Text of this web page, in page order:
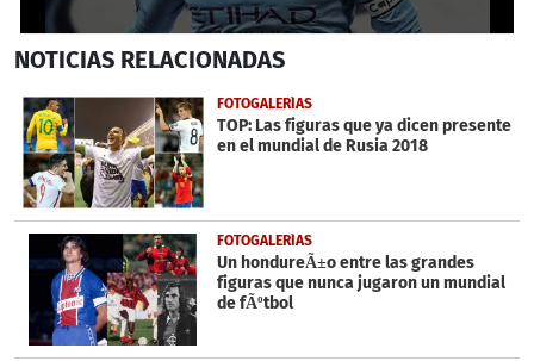
seconds
1
minute,
8
seconds
NOTICIAS RELACIONADAS
FOTOGALERÍAS
TOP: Las figuras que ya dicen presente
en el mundial de Rusia 2018
FOTOGALERÍAS
Un hondureÃ±o entre las grandes
figuras que nunca jugaron un mundial
de fÃºtbol